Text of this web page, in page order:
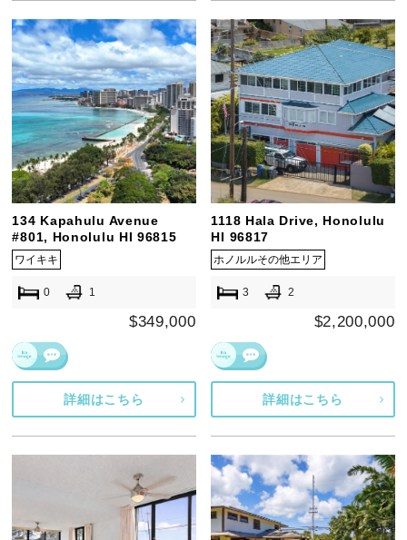
134 Kapahulu Avenue
#801, Honolulu HI 96815
ワイキキ
0 1
$349,000
詳細はこちら
1118 Hala Drive, Honolulu
HI 96817
ホノルルその他エリア
3 2
$2,200,000
詳細はこちら